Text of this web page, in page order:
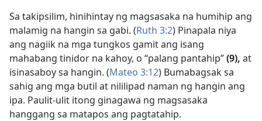
Sa takipsilim, hinihintay ng magsasaka na humihip ang
malamig na hangin sa gabi. (Ruth 3:2) Pinapala niya
ang nagiik na mga tungkos gamit ang isang
mahabang tinidor na kahoy, o “palang pantahip”(9), at
isinasaboy sa hangin. (Mateo 3:12) Bumabagsak sa
sahig ang mga butil at nililipad naman ng hangin ang
ipa. Paulit-ulit itong ginagawa ng magsasaka
hanggang sa matapos ang pagtatahip.